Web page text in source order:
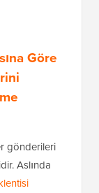
Göre
gönderileri
Aslında